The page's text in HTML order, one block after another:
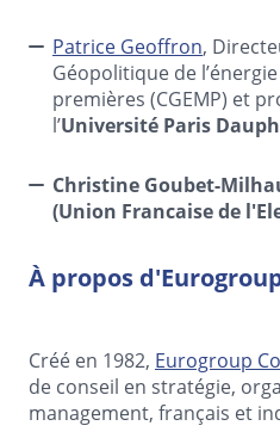
Patrice Geoffron,
Géopolitique de
premières (CGEMP) et
l’Université Paris
Christine Goubet-
(Union Francaise de
À propos
Créé en 1982, Eurogroup
de conseil en stratégie,
management, français et